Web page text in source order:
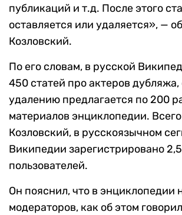
публикаций и т.д. После этого
оставляется или удаляется», —
Козловский.
По его словам, в русской
450 статей про актеров
удалению предлагается по 200
материалов энциклопедии.
Козловский, в русскоязычном
Википедии зарегистрировано
пользователей.
Он пояснил, что в энциклопедии
модераторов, как об этом